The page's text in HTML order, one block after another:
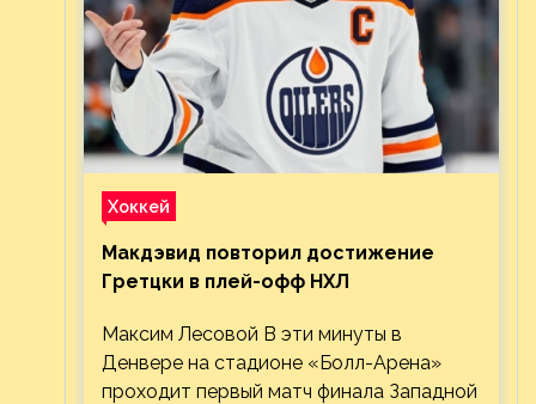
Хоккей
Макдэвид повторил достижение
Гретцки в плей-офф НХЛ
Максим Лесовой В эти минуты в
Денвере на стадионе «Болл-Арена»
проходит первый матч финала Западной